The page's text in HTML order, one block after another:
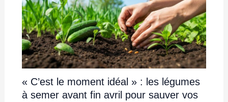
« C’est le moment idéal » : les légumes
à semer avant fin avril pour sauver vos